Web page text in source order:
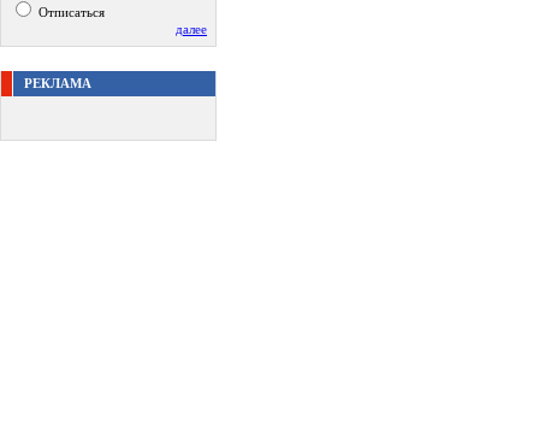
Отписаться
далее
РЕКЛАМА